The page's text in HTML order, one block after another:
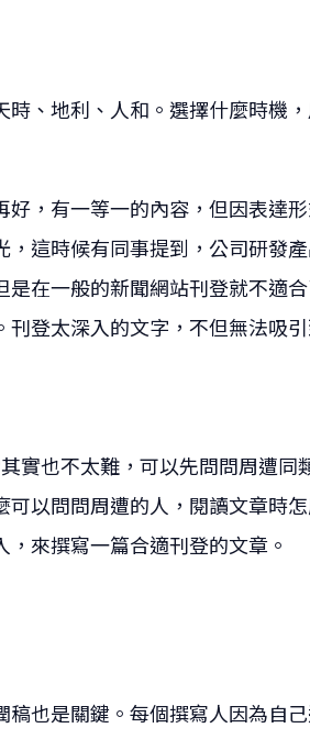
、地利、人和。選擇什麼時機
，有一等一的內容，但因表達
這時候有同事提到，公司研發
在一般的新聞網站刊登就不適
登太深入的文字，不但無法吸
實也不太難，可以先問問周遭
以問問周遭的人，閱讀文章時
來撰寫一篇合適刊登的文章。
也是關鍵。每個撰寫人因為自